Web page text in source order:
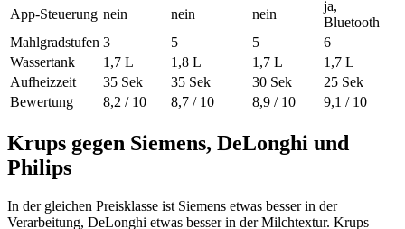
App-Steuerung nein nein nein
ja,
Bluetooth
Mahlgradstufen 3 5 5
6
Wassertank
1,7 L 1,8 L 1,7 L
1,7 L
Aufheizzeit
35 Sek 35 Sek 30 Sek
25 Sek
Bewertung
8,2 / 10 8,7 / 10 8,9 / 10 9,1 / 10
Krups gegen Siemens, DeLonghi und
Philips
In der gleichen Preisklasse ist Siemens etwas besser in der
Verarbeitung, DeLonghi etwas besser in der Milchtextur. Krups